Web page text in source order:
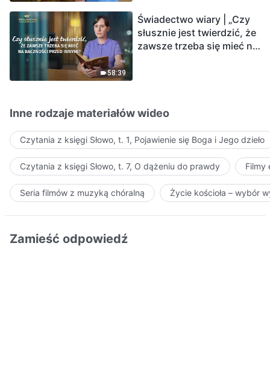
58:39
Świadectwo wiary | „Czy
słusznie jest twierdzić, że
zawsze trzeba się mieć na
Inne rodzaje materiałów wideo
Czytania z księgi Słowo, t. 1, Pojawienie się Boga i Jego dzieło
Czytania z księgi Słowo, t. 7, O dążeniu do prawdy Filmy
Seria filmów z muzyką chóralną Życie kościoła – wybór
Zamieść odpowiedź